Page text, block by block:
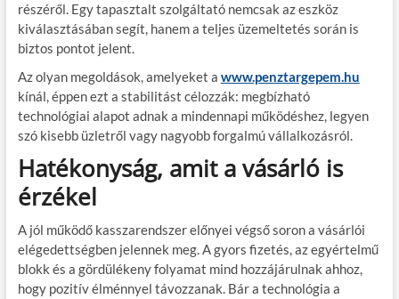
részéről. Egy tapasztalt szolgáltató nemcsak az eszköz
kiválasztásában segít, hanem a teljes üzemeltetés során is
biztos pontot jelent.
Az olyan megoldások, amelyeket a www.penztargepem.hu
kínál, éppen ezt a stabilitást célozzák: megbízható
technológiai alapot adnak a mindennapi működéshez, legyen
szó kisebb üzletről vagy nagyobb forgalmú vállalkozásról.
Hatékonyság, amit a vásárló is
érzékel
A jól működő kasszarendszer előnyei végső soron a vásárlói
elégedettségben jelennek meg. A gyors fizetés, az egyértelmű
blokk és a gördülékeny folyamat mind hozzájárulnak ahhoz,
hogy pozitív élménnyel távozzanak. Bár a technológia a